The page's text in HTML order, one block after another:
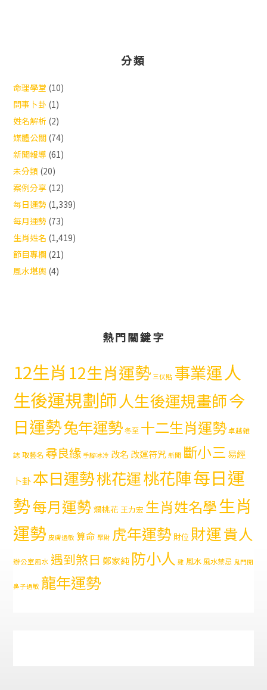
分類
命理學堂 (10)
問事卜卦 (1)
姓名解析 (2)
媒體公關 (74)
新聞報導 (61)
未分類 (20)
案例分享 (12)
每日運勢 (1,339)
每月運勢 (73)
生肖姓名 (1,419)
節目專欄 (21)
風水堪輿 (4)
熱門關鍵字
12生肖 12生肖運勢 三伏貼 事業運人
生後運規劃師 人生後運規畫師今
日運勢兔年運勢冬至 十二生肖運勢 卓越雜
誌 取藝名 尋良緣 手腳冰冷 改名 改運符咒 新聞 斷小三易經
卜卦本日運勢桃花運桃花陣每日運
勢每月運勢 爛桃花 王力宏 生肖姓名學生肖
運勢 皮膚過敏 算命 聚財 虎年運勢 財位 財運貴人
辦公室風水 遇到煞日 鄭家純 防小人 雞 風水 風水禁忌 鬼門開
鼻子過敏 龍年運勢